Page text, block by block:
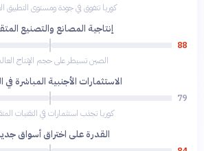
كوريا تتفوق في جودة ومستوى التطبيق
إنتاجية المصانع والتصنيع
88
الصين تسيطر على حجم الإنتاج
الاستثمارات الأجنبية المباشرة في
79
كوريا تجذب استثمارات في التقنيات
القدرة على اختراق أسواق